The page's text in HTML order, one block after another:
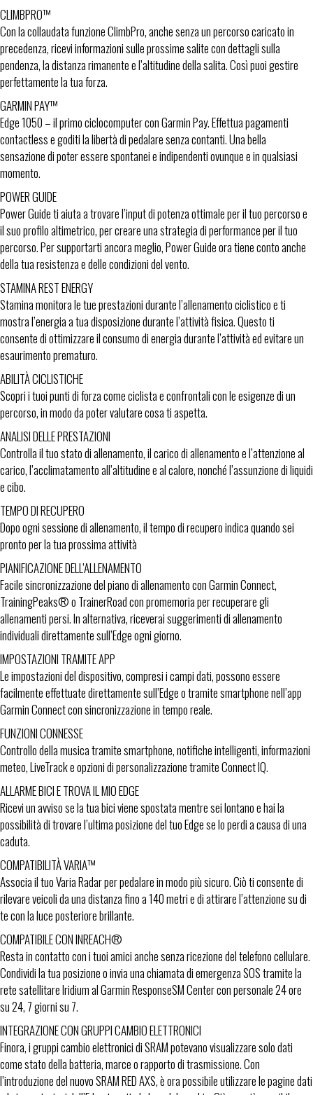
CLIMBPRO™
Con la collaudata funzione ClimbPro, anche senza un percorso caricato in
precedenza, ricevi informazioni sulle prossime salite con dettagli sulla
pendenza, la distanza rimanente e l’altitudine della salita. Così puoi gestire
perfettamente la tua forza.
GARMIN PAY™
Edge 1050 – il primo ciclocomputer con Garmin Pay. Effettua pagamenti
contactless e goditi la libertà di pedalare senza contanti. Una bella
sensazione di poter essere spontanei e indipendenti ovunque e in qualsiasi
momento.
POWER GUIDE
Power Guide ti aiuta a trovare l’input di potenza ottimale per il tuo percorso e
il suo profilo altimetrico, per creare una strategia di performance per il tuo
percorso. Per supportarti ancora meglio, Power Guide ora tiene conto anche
della tua resistenza e delle condizioni del vento.
STAMINA REST ENERGY
Stamina monitora le tue prestazioni durante l’allenamento ciclistico e ti
mostra l’energia a tua disposizione durante l’attività fisica. Questo ti
consente di ottimizzare il consumo di energia durante l’attività ed evitare un
esaurimento prematuro.
ABILITÀ CICLISTICHE
Scopri i tuoi punti di forza come ciclista e confrontali con le esigenze di un
percorso, in modo da poter valutare cosa ti aspetta.
ANALISI DELLE PRESTAZIONI
Controlla il tuo stato di allenamento, il carico di allenamento e l’attenzione al
carico, l’acclimatamento all’altitudine e al calore, nonché l’assunzione di liquidi
e cibo.
TEMPO DI RECUPERO
Dopo ogni sessione di allenamento, il tempo di recupero indica quando sei
pronto per la tua prossima attività
PIANIFICAZIONE DELL’ALLENAMENTO
Facile sincronizzazione del piano di allenamento con Garmin Connect,
TrainingPeaks® o TrainerRoad con promemoria per recuperare gli
allenamenti persi. In alternativa, riceverai suggerimenti di allenamento
individuali direttamente sull’Edge ogni giorno.
IMPOSTAZIONI TRAMITE APP
Le impostazioni del dispositivo, compresi i campi dati, possono essere
facilmente effettuate direttamente sull’Edge o tramite smartphone nell’app
Garmin Connect con sincronizzazione in tempo reale.
FUNZIONI CONNESSE
Controllo della musica tramite smartphone, notifiche intelligenti, informazioni
meteo, LiveTrack e opzioni di personalizzazione tramite Connect IQ.
ALLARME BICI E TROVA IL MIO EDGE
Ricevi un avviso se la tua bici viene spostata mentre sei lontano e hai la
possibilità di trovare l’ultima posizione del tuo Edge se lo perdi a causa di una
caduta.
COMPATIBILITÀ VARIA™
Associa il tuo Varia Radar per pedalare in modo più sicuro. Ciò ti consente di
rilevare veicoli da una distanza fino a 140 metri e di attirare l’attenzione su di
te con la luce posteriore brillante.
COMPATIBILE CON INREACH®
Resta in contatto con i tuoi amici anche senza ricezione del telefono cellulare.
Condividi la tua posizione o invia una chiamata di emergenza SOS tramite la
rete satellitare Iridium al Garmin ResponseSM Center con personale 24 ore
su 24, 7 giorni su 7.
INTEGRAZIONE CON GRUPPI CAMBIO ELETTRONICI
Finora, i gruppi cambio elettronici di SRAM potevano visualizzare solo dati
come stato della batteria, marce o rapporto di trasmissione. Con
l’introduzione del nuovo SRAM RED AXS, è ora possibile utilizzare le pagine dati